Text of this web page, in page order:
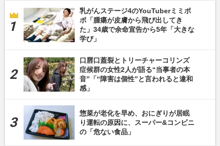
乳がんステージ4のYouTuberミミポ
ポ「腫瘍が皮膚から飛び出してき
た」34歳で余命宣告から5年「大きな
学び」
口唇口蓋裂とトリーチャーコリンズ
症候群の女性2人が語る“当事者の本
音”「“障害は個性”と言われると違和
感」
惣菜が老化を早め、おにぎりが居眠
り運転の原因に、スーパー&コンビニ
の「危ない食品」